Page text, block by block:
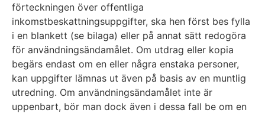
förteckningen över offentliga
inkomstbeskattningsuppgifter, ska hen först bes fylla
i en blankett (se bilaga) eller på annat sätt redogöra
för användningsändamålet. Om utdrag eller kopia
begärs endast om en eller några enstaka personer,
kan uppgifter lämnas ut även på basis av en muntlig
utredning. Om användningsändamålet inte är
uppenbart, bör man dock även i dessa fall be om en